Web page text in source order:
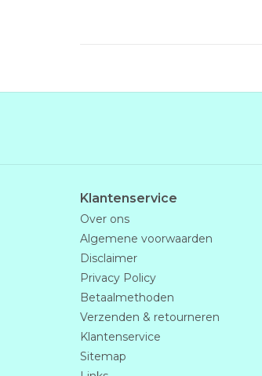
Klantenservice
Over ons
Algemene voorwaarden
Disclaimer
Privacy Policy
Betaalmethoden
Verzenden & retourneren
Klantenservice
Sitemap